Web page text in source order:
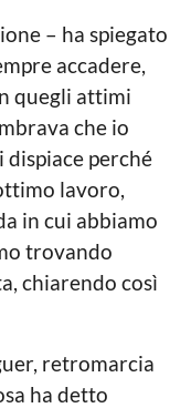
– ha spiegato
accadere,
quegli attimi
che io
dispiace perché
lavoro,
in cui abbiamo
trovando
chiarendo così
retromarcia
ha detto